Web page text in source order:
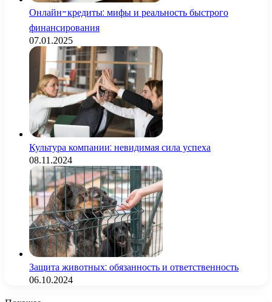
Онлайн-кредиты: мифы и реальность быстрого
финансирования
07.01.2025
Культура компании: невидимая сила успеха
08.11.2024
Защита животных: обязанность и ответственность
06.10.2024